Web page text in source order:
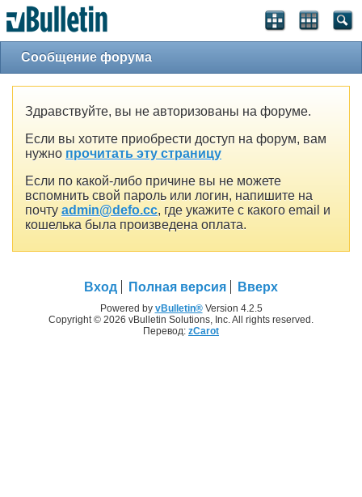
Сообщение форума
Здравствуйте, вы не авторизованы на форуме.
Если вы хотите приобрести доступ на форум, вам
нужно прочитать эту страницу
Если по какой-либо причине вы не можете
вспомнить свой пароль или логин, напишите на
почту admin@defo.cc, где укажите с какого email и
кошелька была произведена оплата.
Вход Полная версия Вверх
Powered by vBulletin®Version 4.2.5
Copyright © 2026 vBulletin Solutions, Inc. All rights reserved.
Перевод: zCarot